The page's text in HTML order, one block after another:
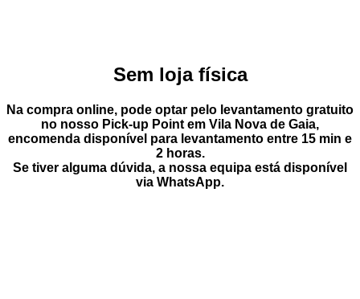
Sem loja física
Na compra online, pode optar pelo levantamento gratuito
no nosso Pick-up Point em Vila Nova de Gaia,
encomenda disponível para levantamento entre 15 min e
2 horas.
Se tiver alguma dúvida, a nossa equipa está disponível
via WhatsApp.